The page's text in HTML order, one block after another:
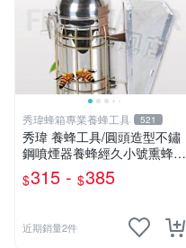
秀瑋蜂箱專業養蜂工具 521
秀瑋 養蜂工具/圓頭造型不鏽
鋼噴煙器養蜂經久小號熏蜂驅
蜂專用不鏽鋼手動燻煙壺噴煙
機養蜂工具
$315 - $385
近期銷量2件